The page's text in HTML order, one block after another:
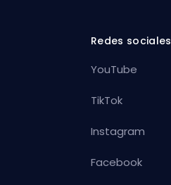
Redes sociales
YouTube
TikTok
Instagram
Facebook